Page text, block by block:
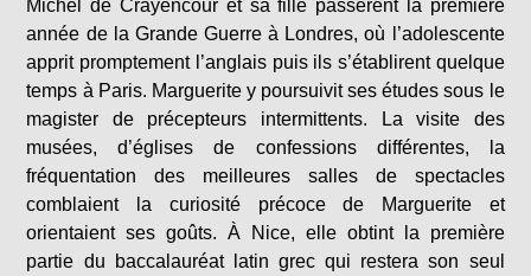
Michel de Crayencour et sa fille passèrent la première
année de la Grande Guerre à Londres, où l’adolescente
apprit promptement l’anglais puis ils s’établirent quelque
temps à Paris. Marguerite y poursuivit ses études sous le
magister de précepteurs intermittents. La visite des
musées, d’églises de confessions différentes, la
fréquentation des meilleures salles de spectacles
comblaient la curiosité précoce de Marguerite et
orientaient ses goûts. À Nice, elle obtint la première
partie du baccalauréat latin grec qui restera son seul